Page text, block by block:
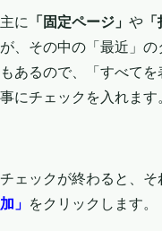
主に 「固定ページ」 や
が、その中の「最近」
もあるので、「すべて
事にチェックを入れます。
チェックが終わると、
加」 をクリックします。